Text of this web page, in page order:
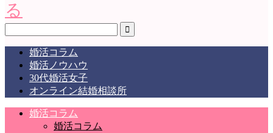
る
婚活コラム
婚活ノウハウ
30代婚活女子
オンライン結婚相談所
婚活コラム
婚活コラム